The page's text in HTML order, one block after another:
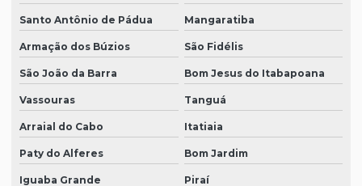
Santo Antônio de Pádua Mangaratiba
Armação dos Búzios São Fidélis
São João da Barra Bom Jesus do Itabapoana
Vassouras Tanguá
Arraial do Cabo Itatiaia
Paty do Alferes Bom Jardim
Iguaba Grande Piraí